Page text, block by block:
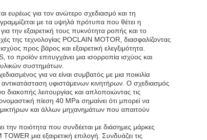
ευρέως για τον ανώτερο σχεδιασμό και τη
με τα υψηλά πρότυπα που θέτει η
την εξαιρετική τους πυκνότητα ροπής και το
της τεχνολογίας POCLAIN MOTOR, διασφαλίζοντας
προς βάρος και εξαιρετική ελεγξιμότητα.
προϊόν επιτυγχάνει μια ισορροπία ισχύος και
συστημάτων.
για να είναι συμβατός με μια ποικιλία
υφιστάμενων κινητήρων. Ο σχεδιασμός
λειτουργίας και απλοποιώντας τις
πίεση 40 MPa σημαίνει ότι μπορεί να
και άλλων μηχανημάτων που απαιτούν
την ποιότητα που συνδέεται με διάσημες μάρκες
μια εξαιρετική επιλογή. Συνδυάζει τις